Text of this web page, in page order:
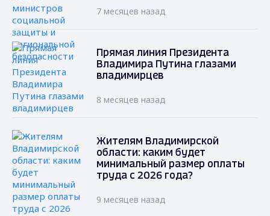
7 месяцев назад
Прямая линия Президента
Владимира Путина глазами
владимирцев
8 месяцев назад
Жителям Владимирской
области: каким будет
минимальный размер оплаты
труда с 2026 года?
9 месяцев назад